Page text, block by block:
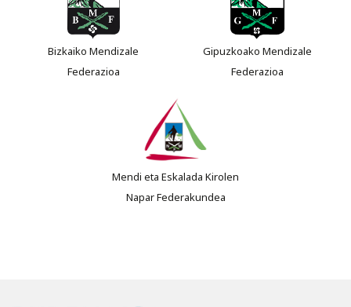
Bizkaiko Mendizale
Federazioa
Gipuzkoako Mendizale
Federazioa
Mendi eta Eskalada Kirolen
Napar Federakundea